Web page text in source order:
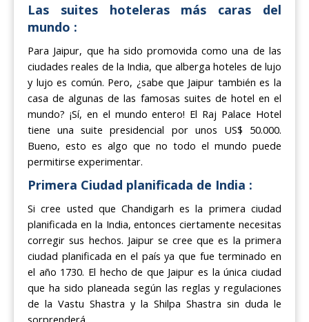
Las suites hoteleras más caras del
mundo :
Para Jaipur, que ha sido promovida como una de las
ciudades reales de la India, que alberga hoteles de lujo
y lujo es común. Pero, ¿sabe que Jaipur también es la
casa de algunas de las famosas suites de hotel en el
mundo? ¡Sí, en el mundo entero! El Raj Palace Hotel
tiene una suite presidencial por unos US$ 50.000.
Bueno, esto es algo que no todo el mundo puede
permitirse experimentar.
Primera Ciudad planificada de India :
Si cree usted que Chandigarh es la primera ciudad
planificada en la India, entonces ciertamente necesitas
corregir sus hechos. Jaipur se cree que es la primera
ciudad planificada en el país ya que fue terminado en
el año 1730. El hecho de que Jaipur es la única ciudad
que ha sido planeada según las reglas y regulaciones
de la Vastu Shastra y la Shilpa Shastra sin duda le